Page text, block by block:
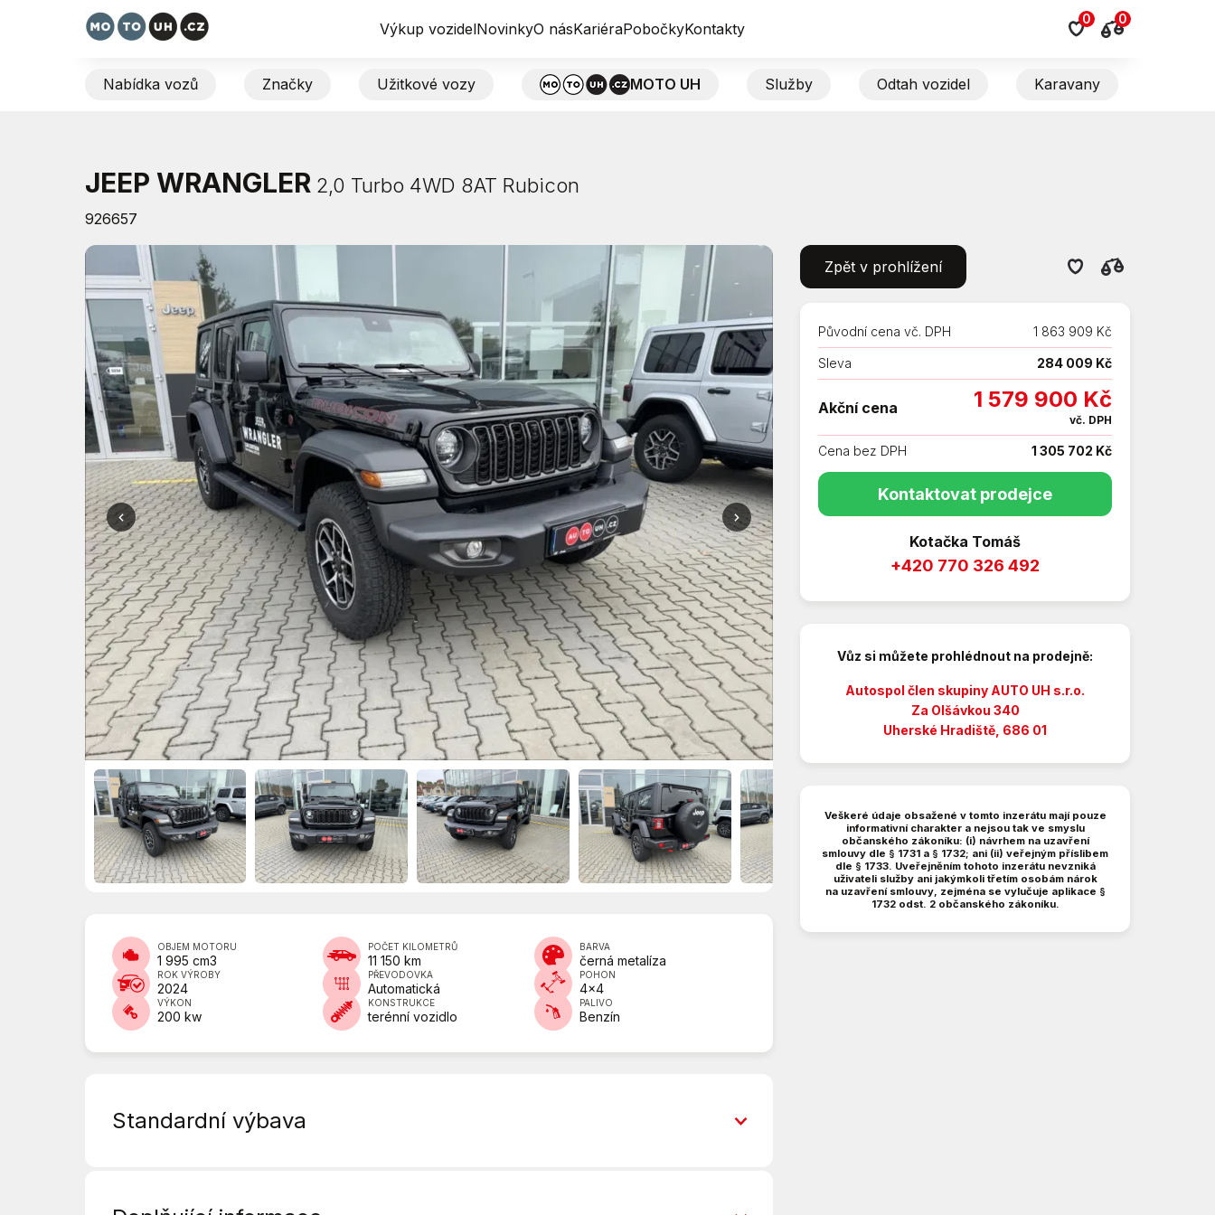
Výkup vozidelNovinkyO násKariéraPobočkyKontakty
0 0
Nabídka vozů Značky Užitkové vozy MOTO UH Služby Odtah vozidel Karavany
JEEP WRANGLER 2,0 Turbo 4WD 8AT Rubicon
926657
OBJEM MOTORU
1 995 cm3
POČET KILOMETRŮ
11 150 km
BARVA
černá metalíza
ROK VÝROBY
2024
PŘEVODOVKA
Automatická
POHON
4x4
VÝKON
200 kw
KONSTRUKCE
terénní vozidlo
PALIVO
Benzín
Standardní výbava
Zpět v prohlížení
Původní cena vč. DPH 1 863 909 Kč
Sleva 284 009 Kč
Akční cena 1 579 900 Kč
vč. DPH
Cena bez DPH 1 305 702 Kč
Kontaktovat prodejce
Kotačka Tomáš
+420 770 326 492
Vůz si můžete prohlédnout na prodejně:
Autospol člen skupiny AUTO UH s.r.o.
Za Olšávkou 340
Uherské Hradiště, 686 01
Veškeré údaje obsažené v tomto inzerátu mají pouze
informativní charakter a nejsou tak ve smyslu
občanského zákoníku: (i) návrhem na uzavření
smlouvy dle § 1731 a § 1732; ani (ii) veřejným příslibem
dle § 1733. Uveřejněním tohoto inzerátu nevzniká
uživateli služby ani jakýmkoli třetím osobám nárok
na uzavření smlouvy, zejména se vylučuje aplikace §
1732 odst. 2 občanského zákoníku.